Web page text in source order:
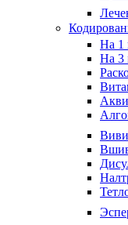
На 1
На 3